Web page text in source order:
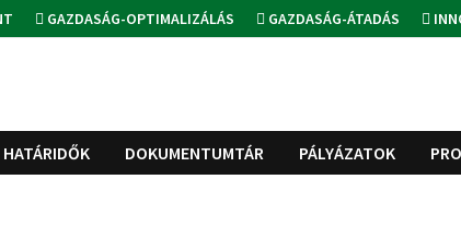
GAZDASÁG-OPTIMALIZÁLÁS GAZDASÁG-ÁTADÁS
HATÁRIDŐK DOKUMENTUMTÁR PÁLYÁZATOK